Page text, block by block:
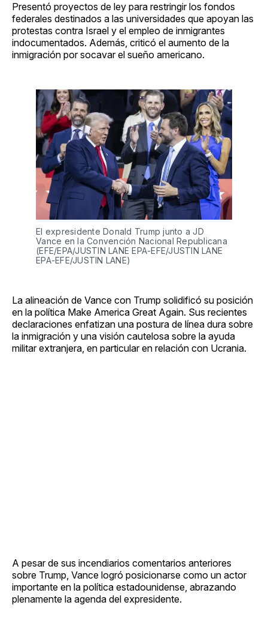
Presentó proyectos de ley para restringir los fondos
federales destinados a las universidades que apoyan las
protestas contra Israel y el empleo de inmigrantes
indocumentados. Además, criticó el aumento de la
inmigración por socavar el sueño americano.
El expresidente Donald Trump junto a JD
Vance en la Convención Nacional Republicana
(EFE/EPA/JUSTIN LANE EPA-EFE/JUSTIN LANE
EPA-EFE/JUSTIN LANE)
La alineación de Vance con Trump solidificó su posición
en la política Make America Great Again. Sus recientes
declaraciones enfatizan una postura de línea dura sobre
la inmigración y una visión cautelosa sobre la ayuda
militar extranjera, en particular en relación con Ucrania.
A pesar de sus incendiarios comentarios anteriores
sobre Trump, Vance logró posicionarse como un actor
importante en la política estadounidense, abrazando
plenamente la agenda del expresidente.